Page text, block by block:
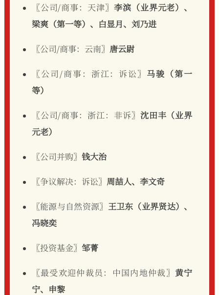
〖公司/商事：天津〗 李滨（业界元老）、
梁爽（第一等）、白显月、刘乃进
〖公司/商事：云南〗 唐云尉
〖公司/商事：浙江：诉讼〗 马骏（第一
等）
〖公司/商事：浙江：非诉〗 沈田丰（业界
元老）
〖公司并购〗 钱大治
〖争议解决：诉讼〗 周喆人、李文奇
〖能源与自然资源〗 王卫东（业界贤达）、
冯晓奕
〖投资基金〗 邹菁
〖最受欢迎仲裁员：中国内地仲裁〗 黄宁
宁、申黎